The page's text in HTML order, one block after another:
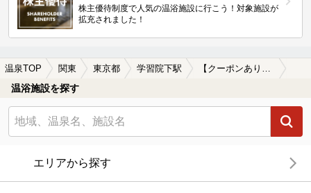
株主優待制度で人気の温浴施設に行こう！対象施設が
拡充されました！
温泉TOP 関東 東京都 学習院下駅
温浴施設を探す
エリアから探す